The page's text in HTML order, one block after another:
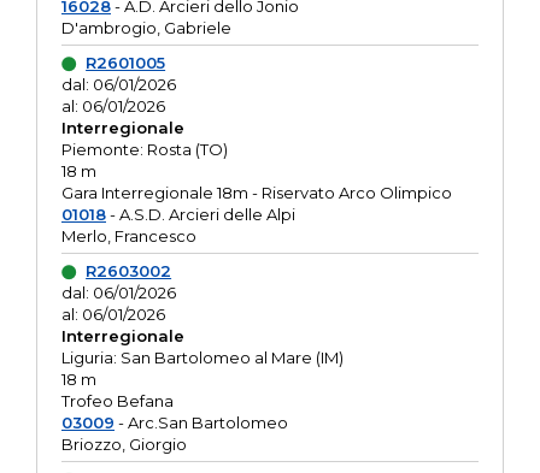
16028- A.D. Arcieri dello Jonio
D'ambrogio, Gabriele
R2601005
dal: 06/01/2026
al: 06/01/2026
Interregionale
Piemonte: Rosta (TO)
18 m
Gara Interregionale 18m - Riservato Arco Olimpico
01018- A.S.D. Arcieri delle Alpi
Merlo, Francesco
R2603002
dal: 06/01/2026
al: 06/01/2026
Interregionale
Liguria: San Bartolomeo al Mare (IM)
18 m
Trofeo Befana
03009 - Arc.San Bartolomeo
Briozzo, Giorgio